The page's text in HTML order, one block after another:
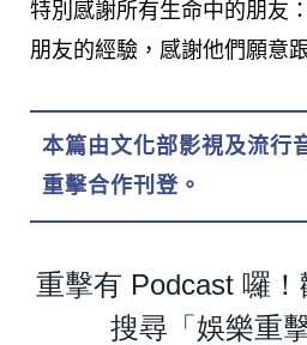
特別感謝所有生命中的朋友
朋友的經驗，感謝他們願意
本篇由文化部影視及流行
重擊合作刊登。
重擊有 Podcast 囉
搜尋「娛樂重